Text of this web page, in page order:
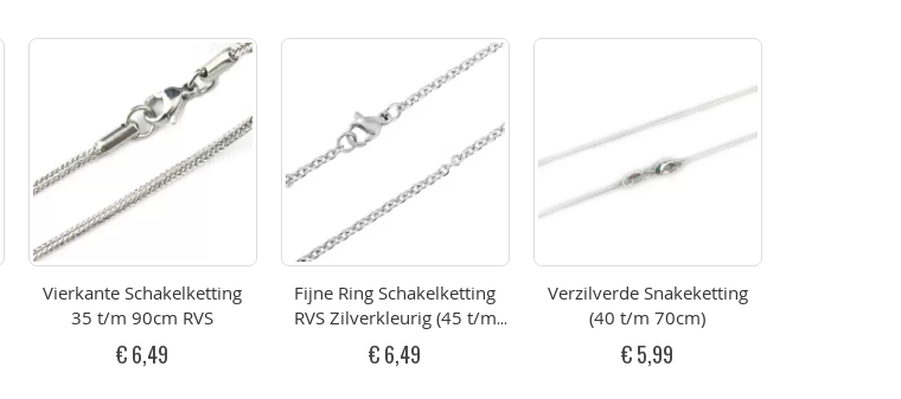
Vierkante Schakelketting
35 t/m 90cm RVS
€ 6,49
Fijne Ring Schakelketting
RVS Zilverkleurig (45 t/m
76cm)
€ 6,49
Verzilverde Snakeketting
(40 t/m 70cm)
€ 5,99